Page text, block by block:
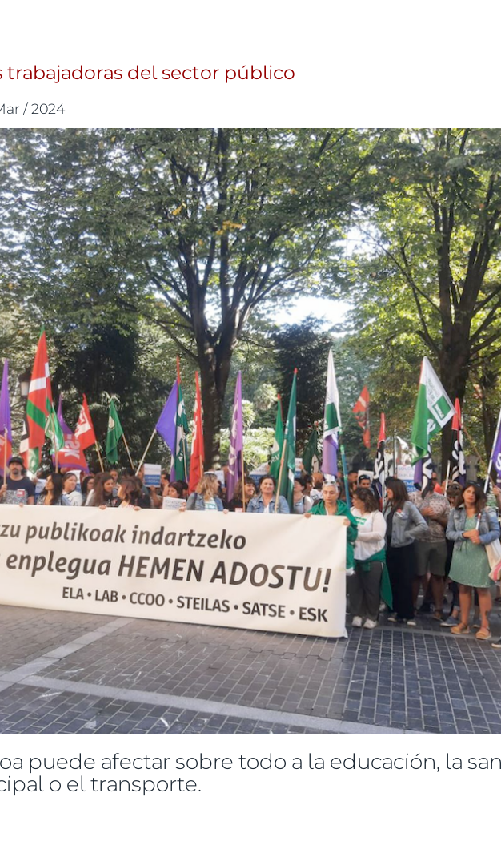
trabajadoras del sector público
/ 2024
puede afectar sobre todo a la educación, la
o el transporte.
los y las trabajadoras del sector público